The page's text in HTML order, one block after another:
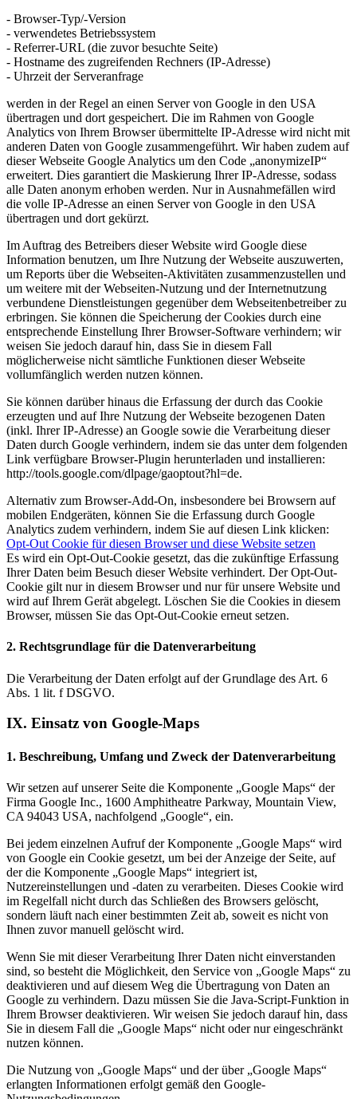
- Browser-Typ/-Version
- verwendetes Betriebssystem
- Referrer-URL (die zuvor besuchte Seite)
- Hostname des zugreifenden Rechners (IP-Adresse)
- Uhrzeit der Serveranfrage
werden in der Regel an einen Server von Google in den USA
übertragen und dort gespeichert. Die im Rahmen von Google
Analytics von Ihrem Browser übermittelte IP-Adresse wird nicht mit
anderen Daten von Google zusammengeführt. Wir haben zudem auf
dieser Webseite Google Analytics um den Code „anonymizeIP“
erweitert. Dies garantiert die Maskierung Ihrer IP-Adresse, sodass
alle Daten anonym erhoben werden. Nur in Ausnahmefällen wird
die volle IP-Adresse an einen Server von Google in den USA
übertragen und dort gekürzt.
Im Auftrag des Betreibers dieser Website wird Google diese
Information benutzen, um Ihre Nutzung der Webseite auszuwerten,
um Reports über die Webseiten-Aktivitäten zusammenzustellen und
um weitere mit der Webseiten-Nutzung und der Internetnutzung
verbundene Dienstleistungen gegenüber dem Webseitenbetreiber zu
erbringen. Sie können die Speicherung der Cookies durch eine
entsprechende Einstellung Ihrer Browser-Software verhindern; wir
weisen Sie jedoch darauf hin, dass Sie in diesem Fall
möglicherweise nicht sämtliche Funktionen dieser Webseite
vollumfänglich werden nutzen können.
Sie können darüber hinaus die Erfassung der durch das Cookie
erzeugten und auf Ihre Nutzung der Webseite bezogenen Daten
(inkl. Ihrer IP-Adresse) an Google sowie die Verarbeitung dieser
Daten durch Google verhindern, indem sie das unter dem folgenden
Link verfügbare Browser-Plugin herunterladen und installieren:
http://tools.google.com/dlpage/gaoptout?hl=de.
Alternativ zum Browser-Add-On, insbesondere bei Browsern auf
mobilen Endgeräten, können Sie die Erfassung durch Google
Analytics zudem verhindern, indem Sie auf diesen Link klicken:
Opt-Out Cookie für diesen Browser und diese Website setzen
Es wird ein Opt-Out-Cookie gesetzt, das die zukünftige Erfassung
Ihrer Daten beim Besuch dieser Website verhindert. Der Opt-Out-
Cookie gilt nur in diesem Browser und nur für unsere Website und
wird auf Ihrem Gerät abgelegt. Löschen Sie die Cookies in diesem
Browser, müssen Sie das Opt-Out-Cookie erneut setzen.
2. Rechtsgrundlage für die Datenverarbeitung
Die Verarbeitung der Daten erfolgt auf der Grundlage des Art. 6
Abs. 1 lit. f DSGVO.
IX. Einsatz von Google-Maps
1. Beschreibung, Umfang und Zweck der Datenverarbeitung
Wir setzen auf unserer Seite die Komponente „Google Maps“ der
Firma Google Inc., 1600 Amphitheatre Parkway, Mountain View,
CA 94043 USA, nachfolgend „Google“, ein.
Bei jedem einzelnen Aufruf der Komponente „Google Maps“ wird
von Google ein Cookie gesetzt, um bei der Anzeige der Seite, auf
der die Komponente „Google Maps“ integriert ist,
Nutzereinstellungen und -daten zu verarbeiten. Dieses Cookie wird
im Regelfall nicht durch das Schließen des Browsers gelöscht,
sondern läuft nach einer bestimmten Zeit ab, soweit es nicht von
Ihnen zuvor manuell gelöscht wird.
Wenn Sie mit dieser Verarbeitung Ihrer Daten nicht einverstanden
sind, so besteht die Möglichkeit, den Service von „Google Maps“ zu
deaktivieren und auf diesem Weg die Übertragung von Daten an
Google zu verhindern. Dazu müssen Sie die Java-Script-Funktion in
Ihrem Browser deaktivieren. Wir weisen Sie jedoch darauf hin, dass
Sie in diesem Fall die „Google Maps“ nicht oder nur eingeschränkt
nutzen können.
Die Nutzung von „Google Maps“ und der über „Google Maps“
erlangten Informationen erfolgt gemäß den Google-